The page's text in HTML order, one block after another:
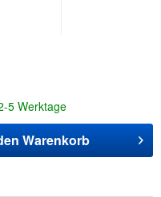
5 Werktage
Warenkorb